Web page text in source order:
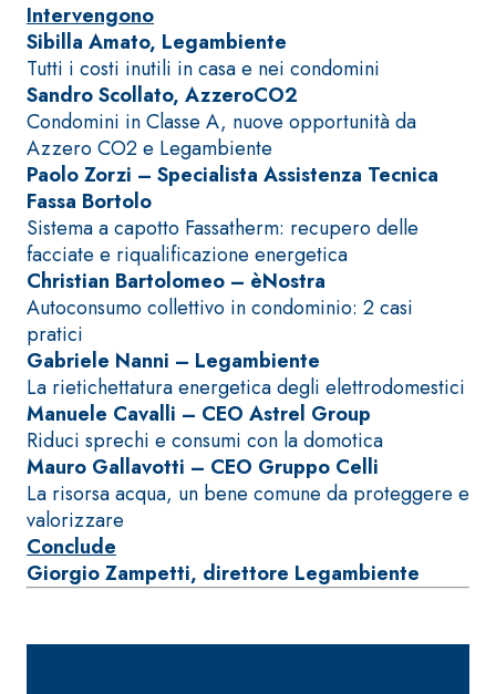
Intervengono
Sibilla Amato, Legambiente
Tutti i costi inutili in casa e nei condomini
Sandro Scollato, AzzeroCO2
Condomini in Classe A, nuove opportunità da
Azzero CO2 e Legambiente
Paolo Zorzi – Specialista Assistenza Tecnica
Fassa Bortolo
Sistema a capotto Fassatherm: recupero delle
facciate e riqualificazione energetica
Christian Bartolomeo – èNostra
Autoconsumo collettivo in condominio: 2 casi
pratici
Gabriele Nanni – Legambiente
La rietichettatura energetica degli elettrodomestici
Manuele Cavalli – CEO Astrel Group
Riduci sprechi e consumi con la domotica
Mauro Gallavotti – CEO Gruppo Celli
La risorsa acqua, un bene comune da proteggere e
valorizzare
Conclude
Giorgio Zampetti, direttore Legambiente
Sistema RIPRISTINO
DEL CALCESTRUZZO
PRODOTTI
TIXOTROPICI
GEOACTIVE R4 40
Malta rapida
contenente speciali
leganti
solfatoresistenti,
polimero-
modificata,
tixotropica,
fibrorinforzata, per
la passivazione,
riparazione,
rasatura e
protezione di
calcestruzzo
RIVESTIMENTI
– FONDI DI
POSA
FASSAFLOOR L
A 8.30
Lisciatura
autolivellante
anidrite e
quarzo, ad
alta
conducibilità
termica per
la
di massetti
radianti a
spessore in
ISOLAMENTO